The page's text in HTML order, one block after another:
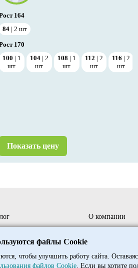
164
84
2 шт
170
100
1
шт
104
2
шт
108
1
шт
112
2
шт
116
2
шт
Показать цену
О компании
Доставка и
файлы Cookie
чтобы улучшить работу сайта.
файлов Cookie. Если вы хотите